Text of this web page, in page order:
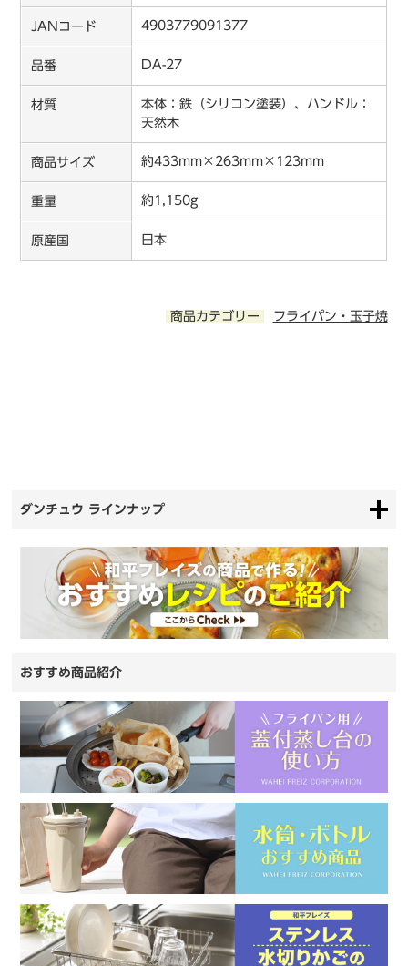
JANコード 4903779091377
品番 DA-27
材質
本体：鉄（シリコン塗装）、ハンドル：
天然木
商品サイズ 約433mm×263mm×123mm
重量 約1,150g
原産国 日本
商品カテゴリー フライパン・玉子焼
ダンチュウ ラインナップ
おすすめ商品紹介